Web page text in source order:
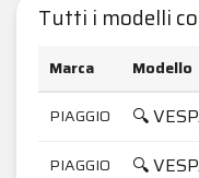
Tutti i modelli
Marca Modello
PIAGGIO
🔍
PIAGGIO 🔍